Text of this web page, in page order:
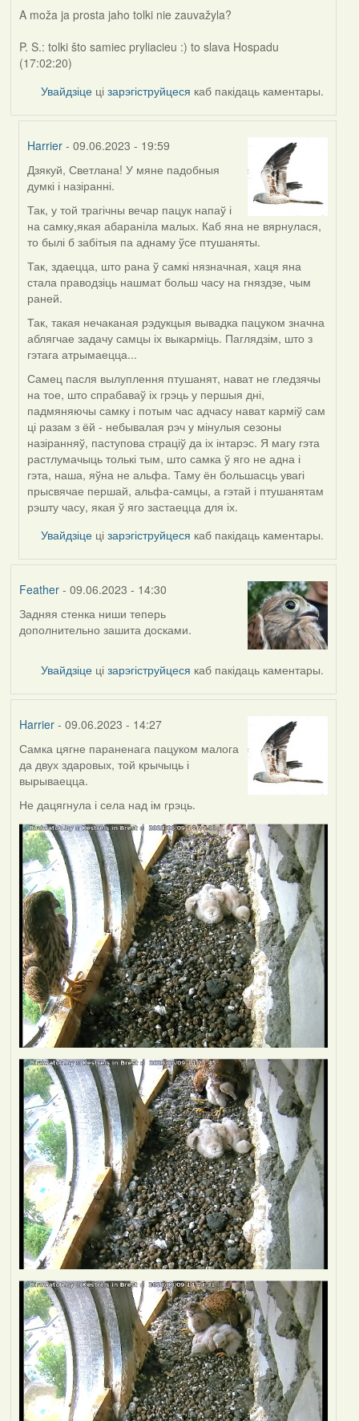
A moža ja prosta jaho tolki nie zauvažyla?
P. S.: tolki što samiec pryliacieu :) to slava Hospadu
(17:02:20)
Увайдзіце цізарэгіструйцеся каб пакідаць каментары.
Harrier - 09.06.2023 - 19:59
In
reply
to
by
svetlana
Дзякуй, Светлана! У мяне падобныя
думкі і назіранні.
Так, у той трагічны вечар пацук напаў і
на самку,якая абараніла малых. Каб яна не вярнулася,
то былі б забітыя па аднаму ўсе птушаняты.
Так, здаецца, што рана ў самкі нязначная, хаця яна
стала праводзіць нашмат больш часу на гняздзе, чым
раней.
Так, такая нечаканая рэдукцыя вывадка пацуком значна
аблягчае задачу самцы іх выкарміць. Паглядзім, што з
гэтага атрымаецца...
Самец пасля вылуплення птушанят, нават не гледзячы
на тое, што спрабаваў іх грэць у першыя дні,
падмяняючы самку і потым час адчасу нават карміў сам
ці разам з ёй - небывалая рэч у мінулыя сезоны
назіранняў, паступова страціў да іх інтарэс. Я магу гэта
растлумачыць толькі тым, што самка ў яго не адна і
гэта, наша, яўна не альфа. Таму ён большасць увагі
прысвячае першай, альфа-самцы, а гэтай і птушанятам
рэшту часу, якая ў яго застаецца для іх.
Увайдзіце цізарэгіструйцеся каб пакідаць каментары.
Feather- 09.06.2023 - 14:30
Задняя стенка ниши теперь
дополнительно зашита досками.
Увайдзіце цізарэгіструйцеся каб пакідаць каментары.
Harrier- 09.06.2023 - 14:27
Самка цягне параненага пацуком малога
да двух здаровых, той крычыць і
вырываецца.
Не дацягнула і села над ім грэць.